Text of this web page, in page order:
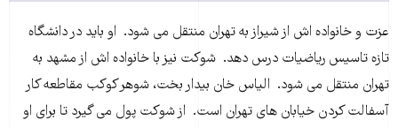
عزت و خانواده اش از شيراز به تهران منتقل مى شود. او بايد در دانشگاه
تازه تاسيس رياضيات درس دهد. شوكت نيز با خانواده اش از مشهد به
تهران منتقل مى شود. الياس خان بيدار بخت، شوهر كوكب مقاطعه كار
آسفالت كردن خيابان هاى تهران است. از شوكت پول مى گيرد تا براى او